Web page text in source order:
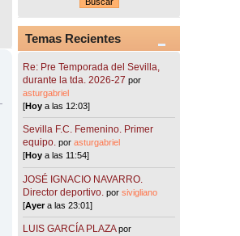
Temas Recientes
Re: Pre Temporada del Sevilla,
durante la tda. 2026-27 por
asturgabriel
[Hoy a las 12:03]
Sevilla F.C. Femenino. Primer
equipo. porasturgabriel
[Hoy a las 11:54]
JOSÉ IGNACIO NAVARRO.
Director deportivo. porsivigliano
[Ayera las 23:01]
LUIS GARCÍA PLAZA por